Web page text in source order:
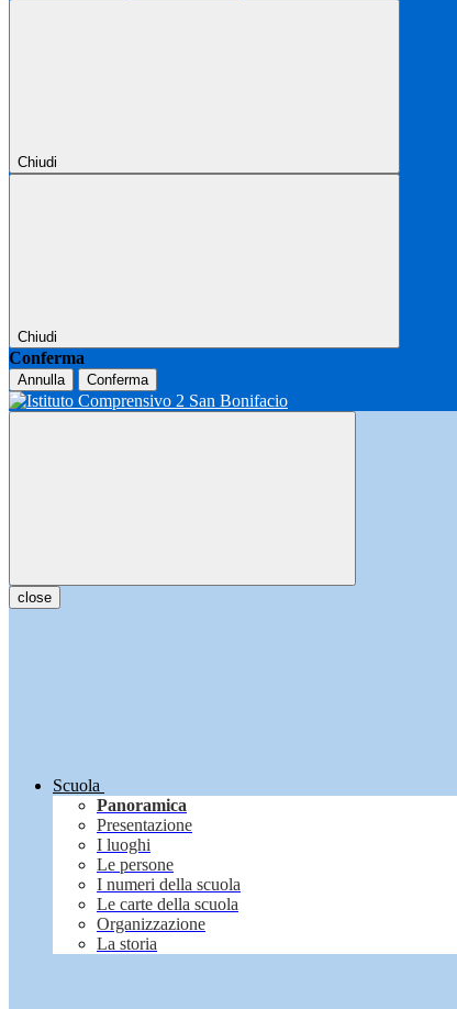
Chiudi
Chiudi
Conferma
Annulla Conferma
close
Scuola
Panoramica
Presentazione
I luoghi
Le persone
I numeri della scuola
Le carte della scuola
Organizzazione
La storia